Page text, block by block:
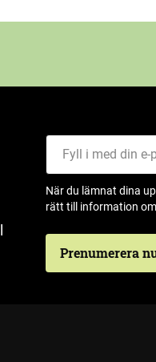
Fyll i med din e-
När du lämnat dina
rätt till information
Prenumerera